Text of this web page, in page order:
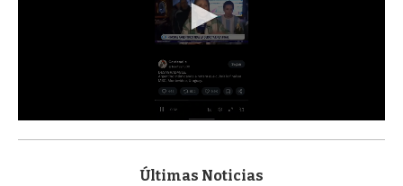
s
Últimas Noticias